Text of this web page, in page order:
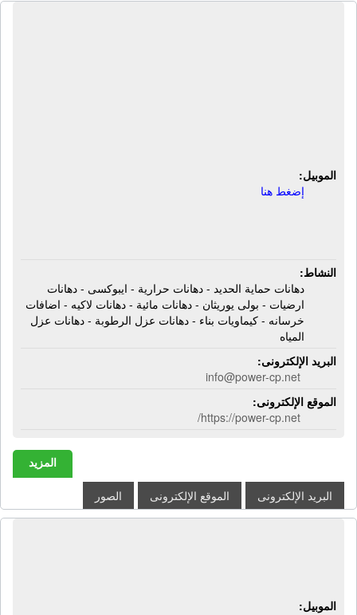
الموبيل:
إضغط هنا
النشاط:
دهانات حماية الحديد - دهانات حرارية - ايبوكسى - دهانات
ارضيات - بولى يوريثان - دهانات مائية - دهانات لاكيه - اضافات
خرسانه - كيماويات بناء - دهانات عزل الرطوبة - دهانات عزل
المياه
البريد الإلكترونى:
info@power-cp.net
الموقع الإلكترونى:
https://power-cp.net/
المزيد
البريد الإلكترونى الموقع الإلكترونى الصور
الموبيل: